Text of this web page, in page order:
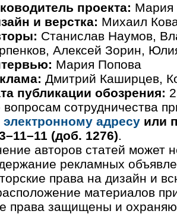
проекта: Мария
и верстка: Михаил
Станислав Наумов,
Алексей Зорин,
Мария Попова
Дмитрий Каширцев,
публикации обозрения:
сотрудничества
электронному адресу или
(доб. 1276).
авторов статей может
рекламных
права на дизайн и
материалов
права защищены и